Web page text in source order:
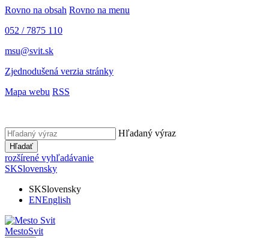
Rovno na obsah Rovno na menu
052 / 7875 110
msu@svit.sk
Zjednodušená verzia stránky
Mapa webu RSS
Hľadaný výraz
Hľadať
rozšírené vyhľadávanie
SKSlovensky
SKSlovensky
ENEnglish
MestoSvit